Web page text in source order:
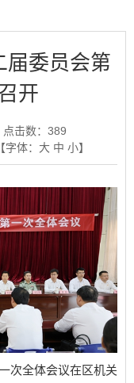
届委员会第
开
点击数： 389
【字体： 大 中 小】
次全体会议在区机关